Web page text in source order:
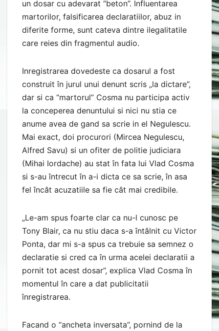
un dosar cu adevarat “beton”. Influentarea
martorilor, falsificarea declaratiilor, abuz in
diferite forme, sunt cateva dintre ilegalitatile
care reies din fragmentul audio.
Inregistrarea dovedeste ca dosarul a fost
construit în jurul unui denunt scris „la dictare”,
dar si ca “martorul” Cosma nu participa activ
la conceperea denuntului si nici nu stia ce
anume avea de gand sa scrie in el Negulescu.
Mai exact, doi procurori (Mircea Negulescu,
Alfred Savu) si un ofiter de politie judiciara
(Mihai Iordache) au stat în fata lui Vlad Cosma
si s-au întrecut în a-i dicta ce sa scrie, în asa
fel încât acuzatiile sa fie cât mai credibile.
„Le-am spus foarte clar ca nu-l cunosc pe
Tony Blair, ca nu stiu daca s-a întâlnit cu Victor
Ponta, dar mi s-a spus ca trebuie sa semnez o
declaratie si cred ca în urma acelei declaratii a
pornit tot acest dosar”, explica Vlad Cosma în
momentul în care a dat publicitatii
înregistrarea.
Facand o “ancheta inversata”, pornind de la